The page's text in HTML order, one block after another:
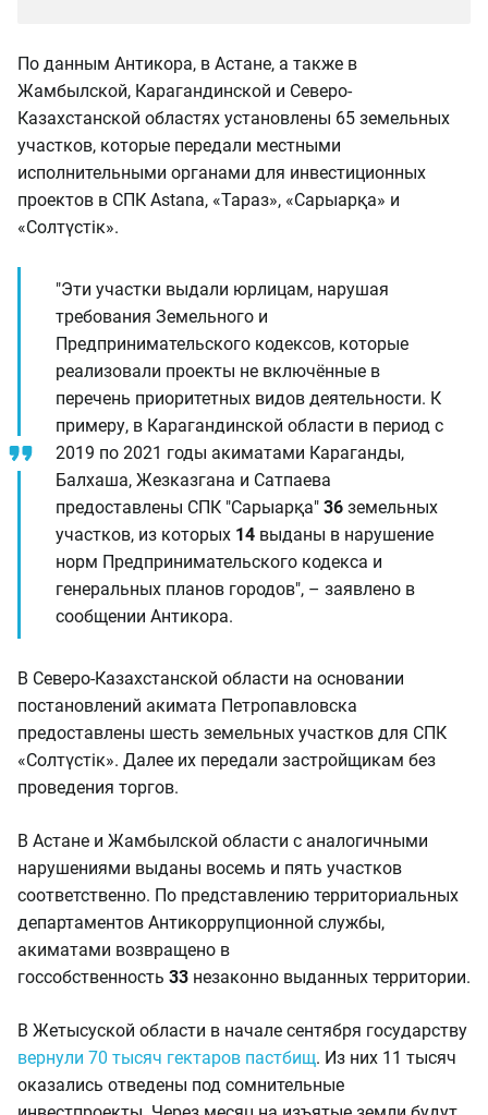
По данным Антикора, в Астане, а также в
Жамбылской, Карагандинской и Северо-
Казахстанской областях установлены 65 земельных
участков, которые передали местными
исполнительными органами для инвестиционных
проектов в СПК Astana, «Тараз», «Сарыарқа» и
«Солтүстік».
"Эти участки выдали юрлицам, нарушая
требования Земельного и
Предпринимательского кодексов, которые
реализовали проекты не включённые в
перечень приоритетных видов деятельности. К
примеру, в Карагандинской области в период с
2019 по 2021 годы акиматами Караганды,
Балхаша, Жезказгана и Сатпаева
предоставлены СПК "Сарыарқа" 36 земельных
участков, из которых 14 выданы в нарушение
норм Предпринимательского кодекса и
генеральных планов городов", – заявлено в
сообщении Антикора.
В Северо-Казахстанской области на основании
постановлений акимата Петропавловска
предоставлены шесть земельных участков для СПК
«Солтүстік». Далее их передали застройщикам без
проведения торгов.
В Астане и Жамбылской области с аналогичными
нарушениями выданы восемь и пять участков
соответственно. По представлению территориальных
департаментов Антикоррупционной службы,
акиматами возвращено в
госсобственность 33 незаконно выданных территории.
В Жетысуской области в начале сентября государству
вернули 70 тысяч гектаров пастбищ. Из них 11 тысяч
оказались отведены под сомнительные